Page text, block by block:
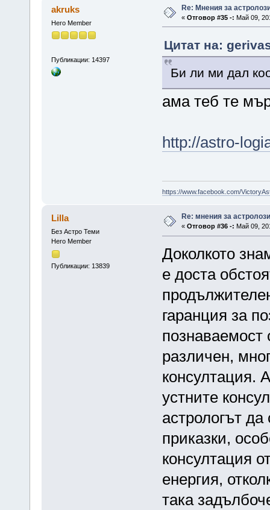
akruks
Hero Member
Публикации: 14397
Re: Мнения за
« Отговор #35 -: Май 09,
Цитат на:
Би ли ми дал
ама теб те
http://astro-
https://www.facebook.com/
Lilla
Без Астро Теми
Hero Member
Публикации: 13839
Re: мнения за астролози
« Отговор #36 -: Май 09,
Доколкото
е доста
гаранция за
различен,
консултация.
устните
астрологът
приказки,
консултация
енергия,
така